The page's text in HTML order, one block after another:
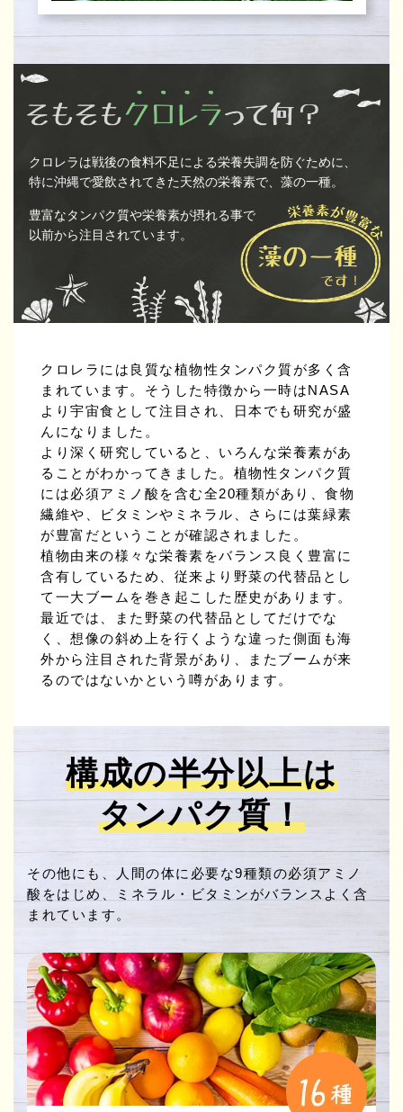
クロレラは戦後の食料不足による栄養失調を防ぐために、
特に沖縄で愛飲されてきた天然の栄養素で、藻の一種。
豊富なタンパク質や栄養素が摂れる事で
以前から注目されています。
クロレラには良質な植物性タンパク質が多く含
まれています。そうした特徴から一時はNASA
より宇宙食として注目され、日本でも研究が盛
んになりました。
より深く研究していると、いろんな栄養素があ
ることがわかってきました。植物性タンパク質
には必須アミノ酸を含む全20種類があり、食物
繊維や、ビタミンやミネラル、さらには葉緑素
が豊富だということが確認されました。
植物由来の様々な栄養素をバランス良く豊富に
含有しているため、従来より野菜の代替品とし
て一大ブームを巻き起こした歴史があります。
最近では、また野菜の代替品としてだけでな
く、想像の斜め上を行くような違った側面も海
外から注目された背景があり、またブームが来
るのではないかという噂があります。
構成の半分以上は
タンパク質！
その他にも、人間の体に必要な9種類の必須アミノ
酸をはじめ、ミネラル・ビタミンがバランスよく含
まれています。